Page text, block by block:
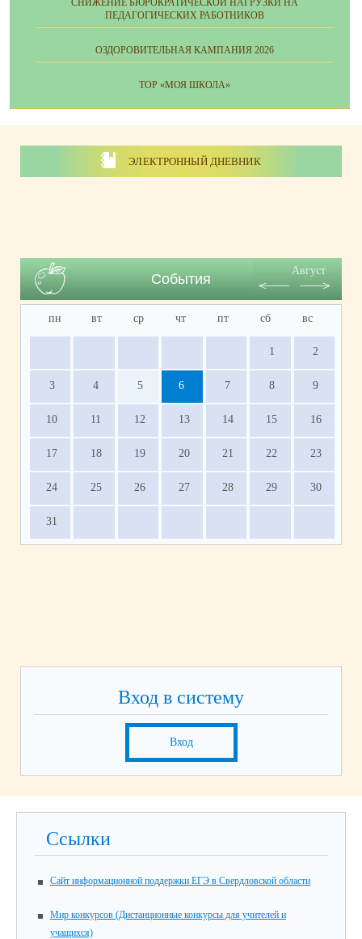
СНИЖЕНИЕ БЮРОКРАТИЧЕСКОЙ НАГРУЗКИ НА
ПЕДАГОГИЧЕСКИХ РАБОТНИКОВ
ОЗДОРОВИТЕЛЬНАЯ КАМПАНИЯ 2026
ТОР «МОЯ ШКОЛА»
ЭЛЕКТРОННЫЙ ДНЕВНИК
События
Август
пн вт ср чт пт сб вс
1 2
3 4 5 6 7 8 9
10 11 12 13 14 15 16
17 18 19 20 21 22 23
24 25 26 27 28 29 30
31
Вход в систему
Вход
Ссылки
Сайт информационной поддержки ЕГЭ в Свердловской области
Мир конкурсов (Дистанционные конкурсы для учителей и
учащихся)